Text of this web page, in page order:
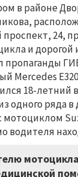
в районе
24,
и дорогой
пропаганды
Мercedes
18-летний
одного ряда
водителя